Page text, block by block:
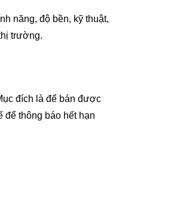
năng, độ bền, kỹ thuật,
trường.
đích là để bán được
để thông báo hết hạn